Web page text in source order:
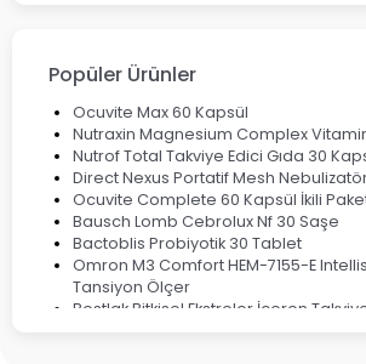
Popüler Ürünler
Ocuvite Max 60 Kapsül
Nutraxin Magnesium Complex
Nutrof Total Takviye Edici Gıda 30
Direct Nexus Portatif Mesh
Ocuvite Complete 60 Kapsül İkili
Bausch Lomb Cebrolux Nf 30 Saşe
Bactoblis Probiyotik 30 Tablet
Omron M3 Comfort HEM-7155-E
Tansiyon Ölçer
Bestlak Bitkisel Ekstreler İçeren